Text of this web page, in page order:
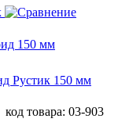
Рустик 150 мм
код товара: 03-903